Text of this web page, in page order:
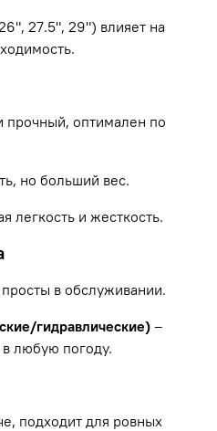
27.5", 29") влияет на
прочный, оптимален по
но больший вес.
легкость и жесткость.
в обслуживании.
гидравлические) –
любую погоду.
подходит для ровных